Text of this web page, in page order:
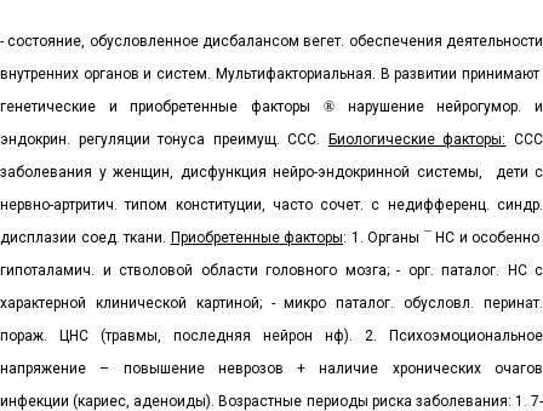
- состояние, обусловленное дисбалансом вегет. обеспечения деятельности
внутренних органов и систем. Мультифакториальная. В развитии принимают
генетические и приобретенные факторы ®нарушение нейрогумор. и
эндокрин. регуляции тонуса преимущ. ССС.
Биологические факторы: ССС
заболевания у женщин, дисфункция нейро-эндокринной системы,
дети с
нервно-артритич. типом конституции, часто сочет. с недифференц. синдр.
дисплазии соед. ткани. Приобретенные факторы: 1. Органы
НС и особенно
гипоталамич. и стволовой области головного мозга; - орг. паталог. НС с
характерной клинической картиной; - микро паталог. обусловл. перинат.
пораж. ЦНС (травмы, последняя нейрон нф). 2. Психоэмоциональное
напряжение – повышение неврозов + наличие хронических очагов
инфекции (кариес, аденоиды). Возрастные периоды риска заболевания: 1. 7-